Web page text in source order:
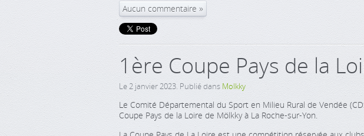
Aucun commentaire
1ère Coupe Pays de la
Le2 janvier 2023. Publié dans Molkky
Le Comité Départemental du Sport en Milieu Rural de Vendée
Coupe Pays de la Loire de Mölkky à La Roche-sur-Yon.